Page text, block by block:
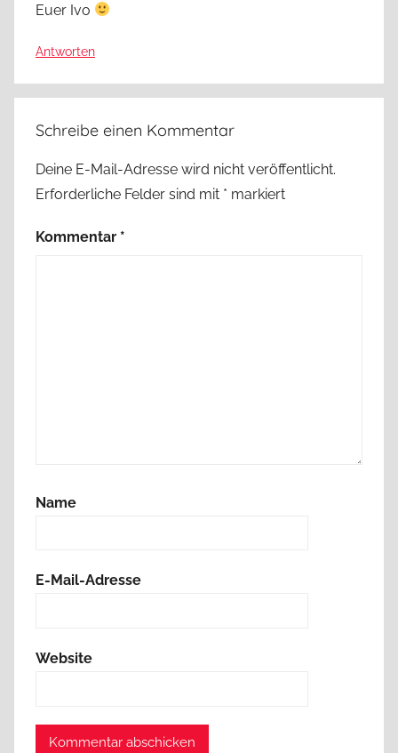
Euer Ivo
Antworten
Schreibe einen Kommentar
Deine E-Mail-Adresse wird nicht veröffentlicht.
Erforderliche Felder sind mit * markiert
Kommentar *
Name
E-Mail-Adresse
Website